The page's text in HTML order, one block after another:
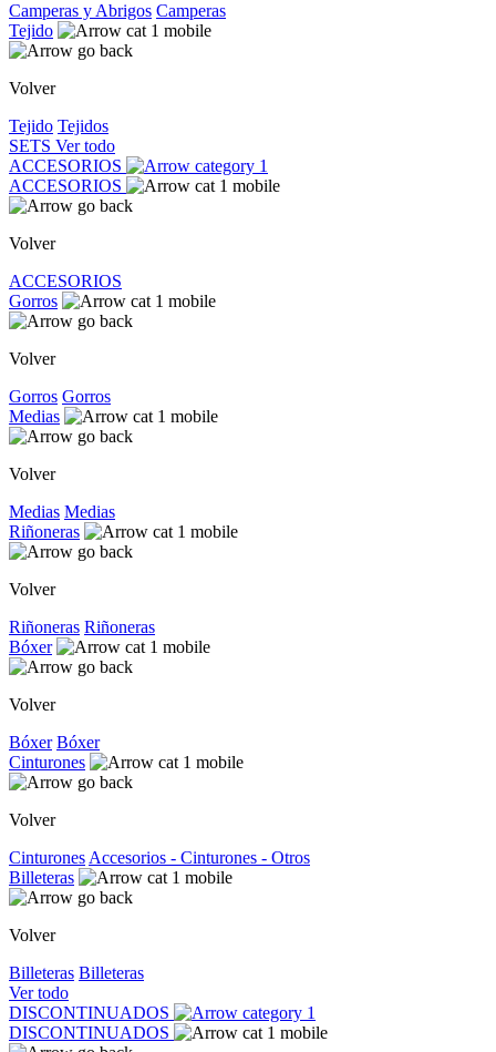
Camperas y Abrigos Camperas
Tejido
Volver
Tejido Tejidos
SETS Ver todo
ACCESORIOS
ACCESORIOS
Volver
ACCESORIOS
Gorros
Volver
Gorros Gorros
Medias
Volver
Medias Medias
Riñoneras
Volver
Riñoneras Riñoneras
Bóxer
Volver
Bóxer Bóxer
Cinturones
Volver
Cinturones Accesorios - Cinturones - Otros
Billeteras
Volver
Billeteras Billeteras
Ver todo
DISCONTINUADOS
DISCONTINUADOS